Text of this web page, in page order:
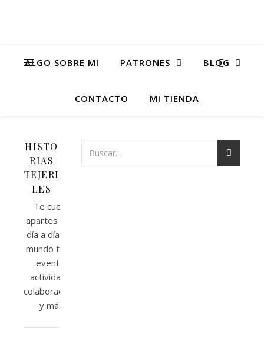
ALGO SOBRE MI PATRONES BLOG
CONTACTO MI TIENDA
HISTO
RIAS
TEJERI
LES
Te cuento
apartes de mi
día a día en el
mundo tejeril,
eventos,
actividades,
colaboraciones
y más...